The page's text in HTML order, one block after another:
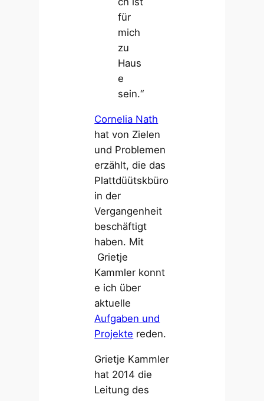
für
mich
zu
Haus
e
sein.“
Cornelia Nath
hat von Zielen
und Problemen
erzählt, die das
Plattdüütskbüro
in der
Vergangenheit
beschäftigt
haben. Mit
Grietje
Kammler konnt
e ich über
aktuelle
Aufgaben und
Projekte reden.
Grietje Kammler
hat 2014 die
Leitung des